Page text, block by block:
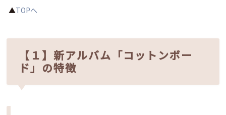
▲TOPへ
【１】新アルバム「コットンボー
ド」の特徴